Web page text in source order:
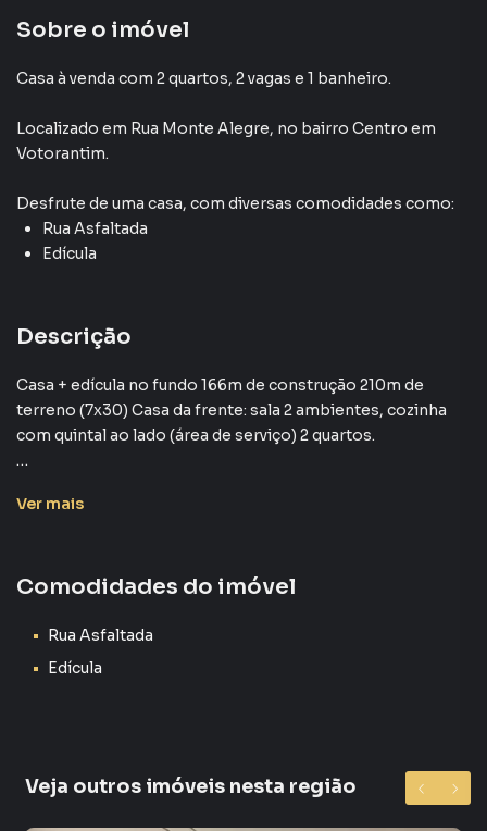
Sobre o imóvel
Casa à venda com 2 quartos, 2 vagas e 1 banheiro.
Localizado em Rua Monte Alegre, no bairro Centro em
Votorantim.
Desfrute de uma casa, com diversas comodidades como:
Rua Asfaltada
Edícula
Descrição
Casa + edícula no fundo 166m de construção 210m de
terreno (7x30) Casa da frente: sala 2 ambientes, cozinha
com quintal ao lado (área de serviço) 2 quartos.
Casa para Venda em região valorizada do bairro Centro,
contato com nossa equipe.
A Plus Negócios Imobiliários tem mais opções de
apartamentos, casas residenciais e comerciais, sobrados,
que mais combina com seu estilo de vida.
Ver mais
Comodidades do imóvel
Rua Asfaltada
Edícula
Veja outros imóveis nesta região